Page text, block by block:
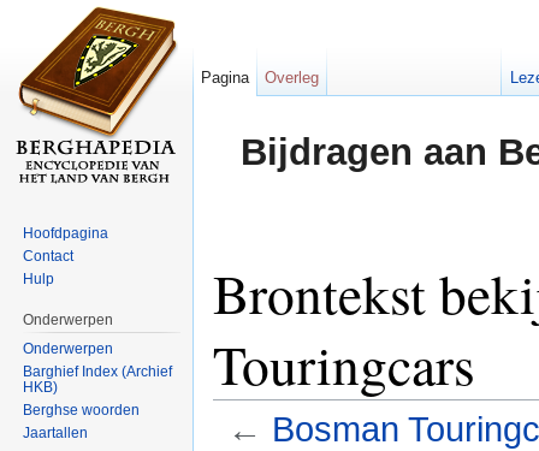
Bijdragen aan
Brontekst
Touringcars
← Bosman
Pagina Overleg
Hoofdpagina
Contact
Hulp
Onderwerpen
Onderwerpen
Barghief Index (Archief
HKB)
Berghse woorden
Jaartallen